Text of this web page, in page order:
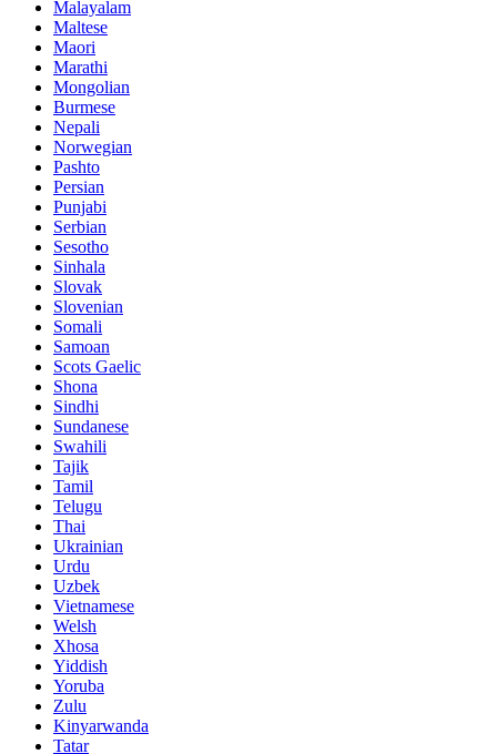
Malayalam
Maltese
Maori
Marathi
Mongolian
Burmese
Nepali
Norwegian
Pashto
Persian
Punjabi
Serbian
Sesotho
Sinhala
Slovak
Slovenian
Somali
Samoan
Scots Gaelic
Shona
Sindhi
Sundanese
Swahili
Tajik
Tamil
Telugu
Thai
Ukrainian
Urdu
Uzbek
Vietnamese
Welsh
Xhosa
Yiddish
Yoruba
Zulu
Kinyarwanda
Tatar